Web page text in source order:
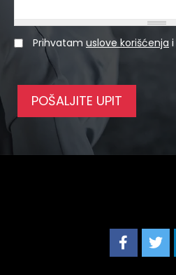
Prihvatam uslove korišćenja i